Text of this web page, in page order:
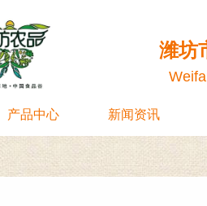
潍坊
产品中心 新闻资讯